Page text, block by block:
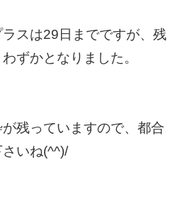
スは29日までですが、残
ずかとなりました。
残っていますので、都合
いね(^^)/